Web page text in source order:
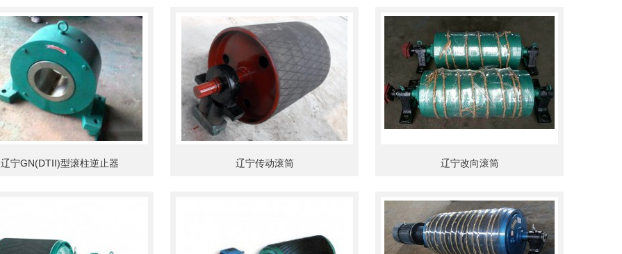
辽宁GN(DTII)型滚柱逆止器 辽宁传动滚筒 辽宁改向滚筒